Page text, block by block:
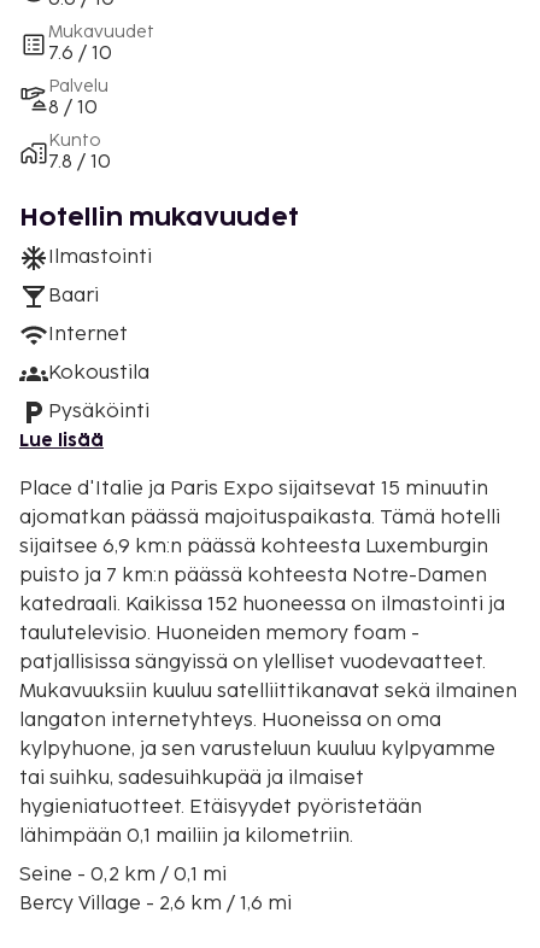
Mukavuudet
7.6 / 10
Palvelu
8 / 10
Kunto
7.8 / 10
Hotellin mukavuudet
Ilmastointi
Baari
Internet
Kokoustila
Pysäköinti
Lue lisää
Place d'Italie ja Paris Expo sijaitsevat 15 minuutin
ajomatkan päässä majoituspaikasta. Tämä hotelli
sijaitsee 6,9 km:n päässä kohteesta Luxemburgin
puisto ja 7 km:n päässä kohteesta Notre-Damen
katedraali. Kaikissa 152 huoneessa on ilmastointi ja
taulutelevisio. Huoneiden memory foam -
patjallisissa sängyissä on ylelliset vuodevaatteet.
Mukavuuksiin kuuluu satelliittikanavat sekä ilmainen
langaton internetyhteys. Huoneissa on oma
kylpyhuone, ja sen varusteluun kuuluu kylpyamme
tai suihku, sadesuihkupää ja ilmaiset
hygieniatuotteet. Etäisyydet pyöristetään
lähimpään 0,1 mailiin ja kilometriin.
Seine - 0,2 km / 0,1 mi
Bercy Village - 2,6 km / 1,6 mi